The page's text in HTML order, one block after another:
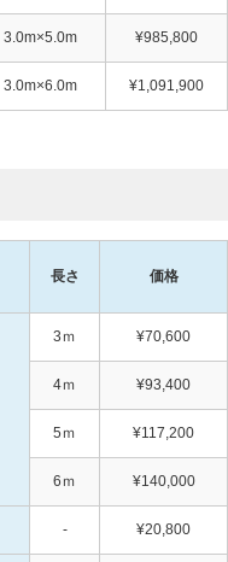
3.0m×5.0m ¥985,800
3.0m×6.0m ¥1,091,900
長さ 価格
3ｍ ¥70,600
4ｍ ¥93,400
5ｍ ¥117,200
6ｍ ¥140,000
- ¥20,800